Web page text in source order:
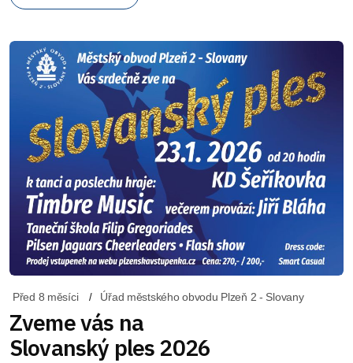
Před 8 měsíci Úřad městského obvodu Plzeň 2 - Slovany
Zveme vás na
Slovanský ples 2026